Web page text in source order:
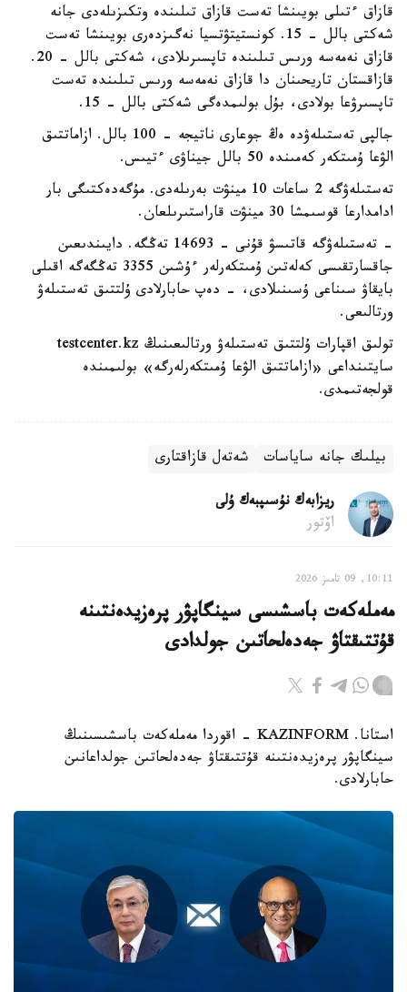
قازاق ءتىلى بويىنشا تەست قازاق تىلىندە وتكىزىلەدى جانە
شەكتى بالل - 15. كونستيتۋتسيا نەگىزدەرى بويىنشا تەست
قازاق نەمەسە ورىس تىلىندە تاپسىرىلادى، شەكتى بالل - 20.
قازاقستان تاريحىنان دا قازاق نەمەسە ورىس تىلىندە تەست
تاپسىرۋعا بولادى، بۇل بولىمدەگى شەكتى بالل - 15.
جالپى تەستىلەۋدە ەڭ جوعارى ناتيجە - 100 بالل. ازاماتتىق
الۋعا ۇمىتكەر كەمىندە 50 بالل جيناۋى ءتيىس.
تەستىلەۋگە 2 ساعات 10 مينۋت بەرىلەدى. مۇگەدەكتىگى بار
ادامدارعا قوسىمشا 30 مينۋت قاراستىرىلعان.
- تەستىلەۋگە قاتىسۋ قۇنى - 14693 تەڭگە. دايىندىعىن
جاقسارتقىسى كەلەتىن ۇمىتكەرلەر ءۇشىن 3355 تەڭگەگە اقىلى
بايقاۋ سىناعى ۇسىنىلادى، - دەپ حابارلادى ۇلتتىق تەستىلەۋ
ورتالىعى.
تولىق اقپارات ۇلتتىق تەستىلەۋ ورتالىعىنىڭ testcenter.kz
سايتىنداعى «ازاماتتىق الۋعا ۇمىتكەرلەرگە» بولىمىندە
قولجەتىمدى.
بيلىك جانە ساياسات شەتەل قازاقتارى
ريزابەك نۇسىپبەك ۇلى
اۆتور
10:11, 09 تامىز 2026
مەملەكەت باسشىسى سينگاپۋر پرەزيدەنتىنە
قۇتتىقتاۋ جەدەلحاتىن جولدادى
استانا. KAZINFORM - اقوردا مەملەكەت باسشىسىنىڭ
سينگاپۋر پرەزيدەنتىنە قۇتتىقتاۋ جەدەلحاتىن جولداعانىن
حابارلادى.